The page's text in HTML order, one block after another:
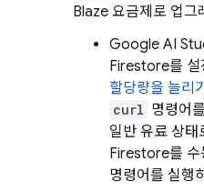
Blaze 요금제로 업그
Google AI
Firestore를 설
할당량을 늘리
curl 명령어
일반 유료 상태
Firestore를 수
명령어를 실행